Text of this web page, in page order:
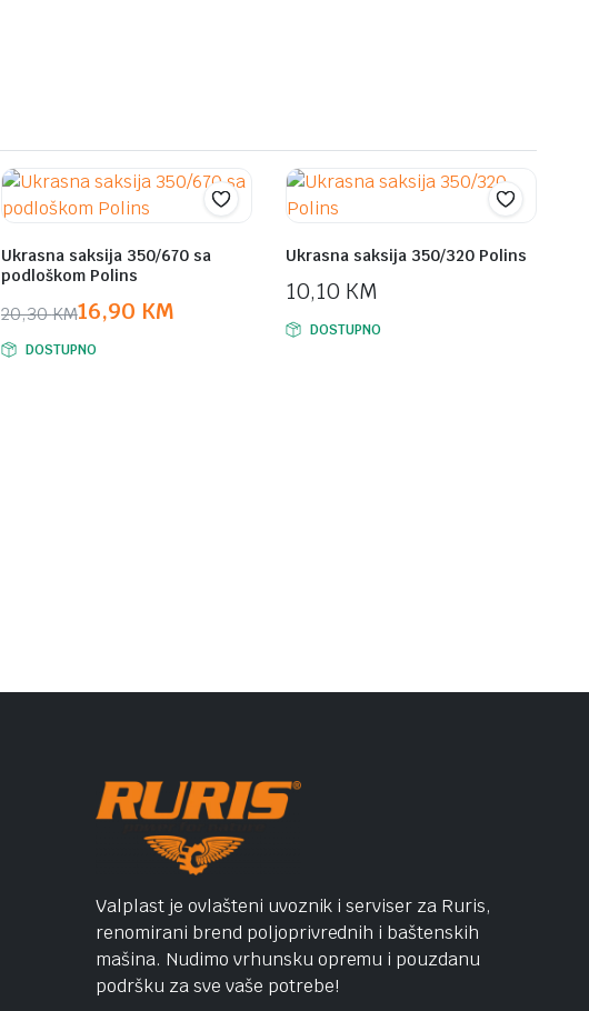
Ukrasna saksija 350/670 sa
podloškom Polins
20,30KM
Original
price
16,90 KM
Current
price
DOSTUPNO
Ukrasna saksija 350/320 Polins
10,10 KM
DOSTUPNO
Valplast je ovlašteni uvoznik i serviser za Ruris,
renomirani brend poljoprivrednih i baštenskih
mašina. Nudimo vrhunsku opremu i pouzdanu
podršku za sve vaše potrebe!